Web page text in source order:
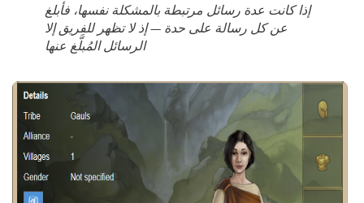
إذا كانت عدة رسائل مرتبطة بالمشكلة نفسها، فأبلغ
عن كل رسالة على حدة — إذ لا تظهر للفريق إلا
الرسائل المُبلَّغ عنها